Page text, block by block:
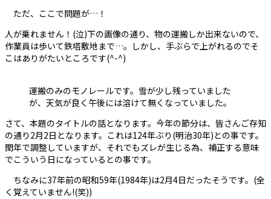
ただ、ここで問題が…！
人が乗れません！(泣)下の画像の通り、物の運搬しか出来ないので、
作業員は歩いて鉄塔敷地まで…。しかし、手ぶらで上がれるのでそ
こはありがたいところです(^-^)
運搬のみのモノレールです。雪が少し残っていました
が、天気が良く午後には溶けて無くなっていました。
さて、本題のタイトルの話となります。今年の節分は、皆さんご存知
の通り2月2日となります。これは124年ぶり(明治30年)との事です。
閏年で調整していますが、それでもズレが生じる為、補正する意味
でこういう日になっているとの事です。
ちなみに37年前の昭和59年(1984年)は2月4日だったそうです。(全
く覚えていません!(笑))